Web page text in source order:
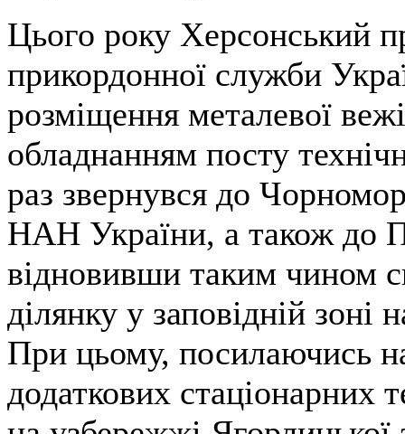
Цього року Херсонський
прикордонної служби
розміщення металевої
обладнанням посту
раз звернувся до
НАН України, а також до
відновивши таким чином
ділянку у заповідній зоні
При цьому, посилаючись
додаткових стаціонарних